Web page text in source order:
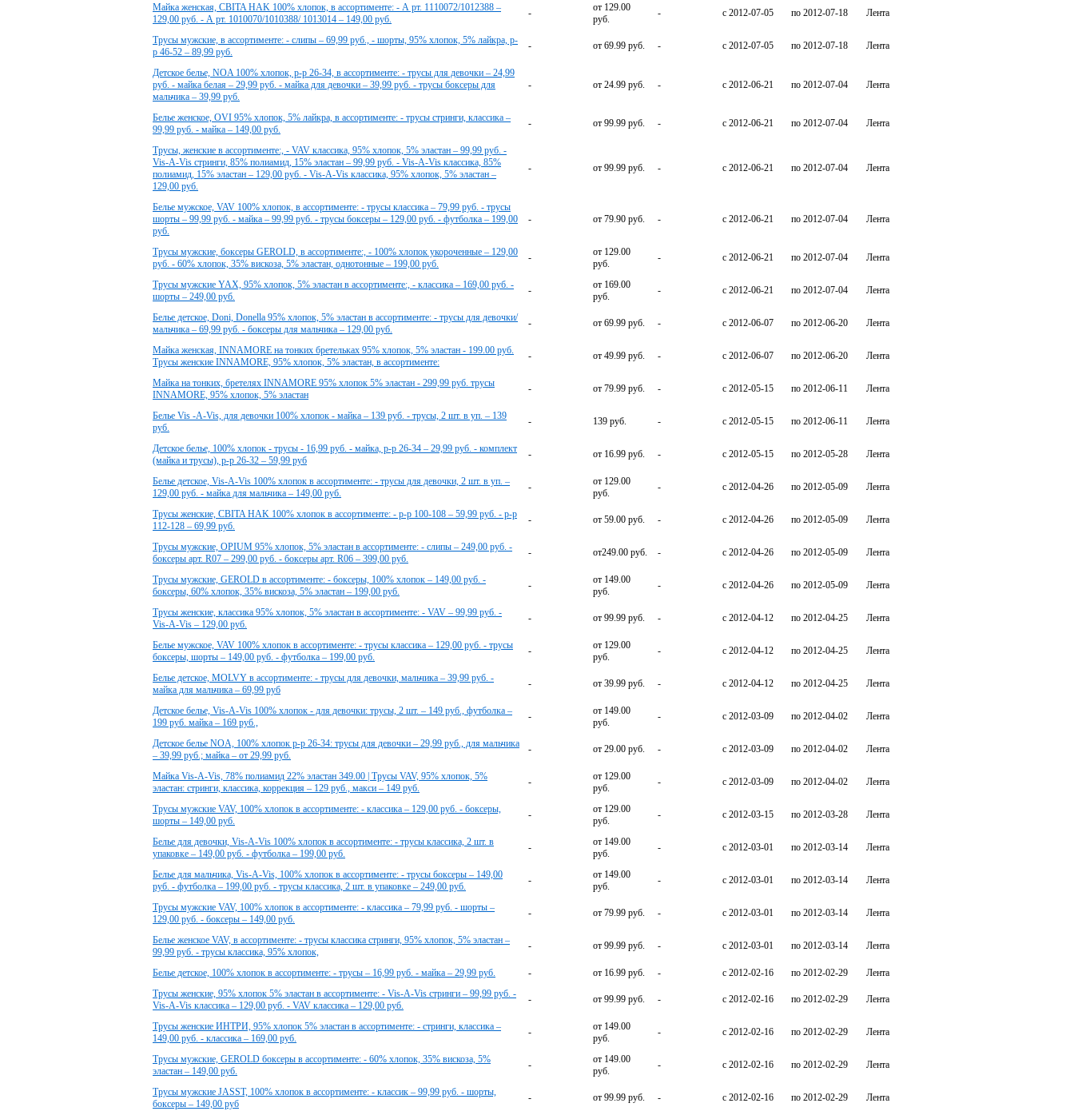
Майка женская, CBITA HAK 100% хлопок, в ассортименте: - А рт. 1110072/1012388 –
129,00 руб. - А рт. 1010070/1010388/ 1013014 – 149,00 руб.
-
от 129.00
руб.
- c 2012-07-05 по 2012-07-18 Лента
Трусы мужские, в ассортименте: - слипы – 69,99 руб., - шорты, 95% хлопок, 5% лайкра, р-
р 46-52 – 89,99 руб.
- от 69.99 руб. - c 2012-07-05 по 2012-07-18 Лента
Детское белье, NOA 100% хлопок, р-р 26-34, в ассортименте: - трусы для девочки – 24,99
руб. - майка белая – 29,99 руб. - майка для девочки – 39,99 руб. - трусы боксеры для
мальчика – 39,99 руб.
- от 24.99 руб. - c 2012-06-21 по 2012-07-04 Лента
Белье женское, OVI 95% хлопок, 5% лайкра, в ассортименте: - трусы стринги, классика –
99,99 руб. - майка – 149,00 руб.
- от 99.99 руб. - c 2012-06-21 по 2012-07-04 Лента
Трусы, женские в ассортименте:, - VAV классика, 95% хлопок, 5% эластан – 99,99 руб. -
Vis-A-Vis стринги, 85% полиамид, 15% эластан – 99,99 руб. - Vis-A-Vis классика, 85%
полиамид, 15% эластан – 129,00 руб. - Vis-A-Vis класcика, 95% хлопок, 5% эластан –
129,00 руб.
- от 99.99 руб. - c 2012-06-21 по 2012-07-04 Лента
Белье мужское, VAV 100% хлопок, в ассортименте: - трусы классика – 79,99 руб. - трусы
шорты – 99,99 руб. - майка – 99,99 руб. - трусы боксеры – 129,00 руб. - футболка – 199,00
руб.
- от 79.90 руб. - c 2012-06-21 по 2012-07-04 Лента
Трусы мужские, боксеры GEROLD, в ассортименте:, - 100% хлопок укороченные – 129,00
руб. - 60% хлопок, 35% вискоза, 5% эластан, однотонные – 199,00 руб.
-
от 129.00
руб.
- c 2012-06-21 по 2012-07-04 Лента
Трусы мужские YAX, 95% хлопок, 5% эластан в ассортименте:, - классика – 169,00 руб. -
шорты – 249,00 руб.
-
от 169.00
руб.
- c 2012-06-21 по 2012-07-04 Лента
Белье детское, Doni, Donella 95% хлопок, 5% эластан в ассортименте: - трусы для девочки/
мальчика – 69,99 руб. - боксеры для мальчика – 129,00 руб.
- от 69.99 руб. - c 2012-06-07 по 2012-06-20 Лента
Майка женская, INNAMORE на тонких бретельках 95% хлопок, 5% эластан - 199.00 руб.
Трусы женские INNAMORE, 95% хлопок, 5% эластан, в ассортименте:
- от 49.99 руб. - c 2012-06-07 по 2012-06-20 Лента
Майка на тонких, бретелях INNAMORE 95% хлопок 5% эластан - 299,99 руб. трусы
INNAMORE, 95% хлопок, 5% эластан
- от 79.99 руб. - c 2012-05-15 по 2012-06-11 Лента
Белье Vis -A-Vis, для девочки 100% хлопок - майка – 139 руб. - трусы, 2 шт. в уп. – 139
руб.
- 139 руб. - c 2012-05-15 по 2012-06-11 Лента
Детское белье, 100% хлопок - трусы - 16,99 руб. - майка, р-р 26-34 – 29,99 руб. - комплект
(майка и трусы), р-р 26-32 – 59,99 руб
- от 16.99 руб. - c 2012-05-15 по 2012-05-28 Лента
Белье детское, Vis-A-Vis 100% хлопок в ассортименте: - трусы для девочки, 2 шт. в уп. –
129,00 руб. - майка для мальчика – 149,00 руб.
-
от 129.00
руб.
- c 2012-04-26 по 2012-05-09 Лента
Трусы женские, CBITA HAK 100% хлопок в ассортименте: - р-р 100-108 – 59,99 руб. - р-р
112-128 – 69,99 руб.
- от 59.00 руб. - c 2012-04-26 по 2012-05-09 Лента
Трусы мужские, OPIUM 95% хлопок, 5% эластан в ассортименте: - слипы – 249,00 руб. -
боксеры арт. R07 – 299,00 руб. - боксеры арт. R06 – 399,00 руб.
- от249.00 руб. - c 2012-04-26 по 2012-05-09 Лента
Трусы мужские, GEROLD в ассортименте: - боксеры, 100% хлопок – 149,00 руб. -
боксеры, 60% хлопок, 35% вискоза, 5% эластан – 199,00 руб.
-
от 149.00
руб.
- c 2012-04-26 по 2012-05-09 Лента
Трусы женские, классика 95% хлопок, 5% эластан в ассортименте: - VAV – 99,99 руб. -
Vis-A-Vis – 129,00 руб.
- от 99.99 руб. - c 2012-04-12 по 2012-04-25 Лента
Белье мужское, VAV 100% хлопок в ассортименте: - трусы классика – 129,00 руб. - трусы
боксеры, шорты – 149,00 руб. - футболка – 199,00 руб.
-
от 129.00
руб.
- c 2012-04-12 по 2012-04-25 Лента
Белье детское, MOLVY в ассортименте: - трусы для девочки, мальчика – 39,99 руб. -
майка для мальчика – 69,99 руб
- от 39.99 руб. - c 2012-04-12 по 2012-04-25 Лента
Детское белье, Vis-A-Vis 100% хлопок - для девочки: трусы, 2 шт. – 149 руб., футболка –
199 руб. майка – 169 руб.,
-
от 149.00
руб.
- c 2012-03-09 по 2012-04-02 Лента
Детское белье NOA, 100% хлопок р-р 26-34: трусы для девочки – 29,99 руб., для мальчика
– 39,99 руб.; майка – от 29,99 руб.
- от 29.00 руб. - c 2012-03-09 по 2012-04-02 Лента
Майка Vis-A-Vis, 78% полиамид 22% эластан 349.00 | Трусы VAV, 95% хлопок, 5%
эластан: стринги, классика, коррекция – 129 руб., макси – 149 руб.
-
от 129.00
руб.
- c 2012-03-09 по 2012-04-02 Лента
Трусы мужские VAV, 100% хлопок в ассортименте: - классика – 129,00 руб. - боксеры,
шорты – 149,00 руб.
-
от 129.00
руб.
- c 2012-03-15 по 2012-03-28 Лента
Белье для девочки, Vis-A-Vis 100% хлопок в ассортименте: - трусы классика, 2 шт. в
упаковке – 149,00 руб. - футболка – 199,00 руб.
-
от 149.00
руб.
- c 2012-03-01 по 2012-03-14 Лента
Белье для мальчика, Vis-A-Vis, 100% хлопок в ассортименте: - трусы боксеры – 149,00
руб. - футболка – 199,00 руб. - трусы классика, 2 шт. в упаковке – 249,00 руб.
-
от 149.00
руб.
- c 2012-03-01 по 2012-03-14 Лента
Трусы мужские VAV, 100% хлопок в ассортименте: - классика – 79,99 руб. - шорты –
129,00 руб. - боксеры – 149,00 руб.
- от 79.99 руб. - c 2012-03-01 по 2012-03-14 Лента
Белье женское VAV, в ассортименте: - трусы классика стринги, 95% хлопок, 5% эластан –
99,99 руб. - трусы классика, 95% хлопок,
- от 99.99 руб. - c 2012-03-01 по 2012-03-14 Лента
Белье детское, 100% хлопок в ассортименте: - трусы – 16,99 руб. - майка – 29,99 руб. - от 16.99 руб. - c 2012-02-16 по 2012-02-29
Лента
Трусы женские, 95% хлопок 5% эластан в ассортименте: - Vis-A-Vis стринги – 99,99 руб. -
Vis-A-Vis классика – 129,00 руб. - VAV класcика – 129,00 руб.
- от 99.99 руб. - c 2012-02-16 по 2012-02-29 Лента
Трусы женские ИНТРИ, 95% хлопок 5% эластан в ассортименте: - стринги, классика –
149,00 руб. - классика – 169,00 руб.
-
от 149.00
руб.
- c 2012-02-16 по 2012-02-29 Лента
Трусы мужские, GEROLD боксеры в ассортименте: - 60% хлопок, 35% вискоза, 5%
эластан – 149,00 руб.
-
от 149.00
руб.
- c 2012-02-16 по 2012-02-29 Лента
Трусы мужские JASST, 100% хлопок в ассортименте: - классик – 99,99 руб. - шорты,
боксеры – 149,00 руб
- от 99.99 руб. - c 2012-02-16 по 2012-02-29 Лента